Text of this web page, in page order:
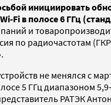
инициировать
Fi в полосе 6 ГГц
и
по радиочастотам
не менялся с
5 ГГц диапазоном
РАТЭК